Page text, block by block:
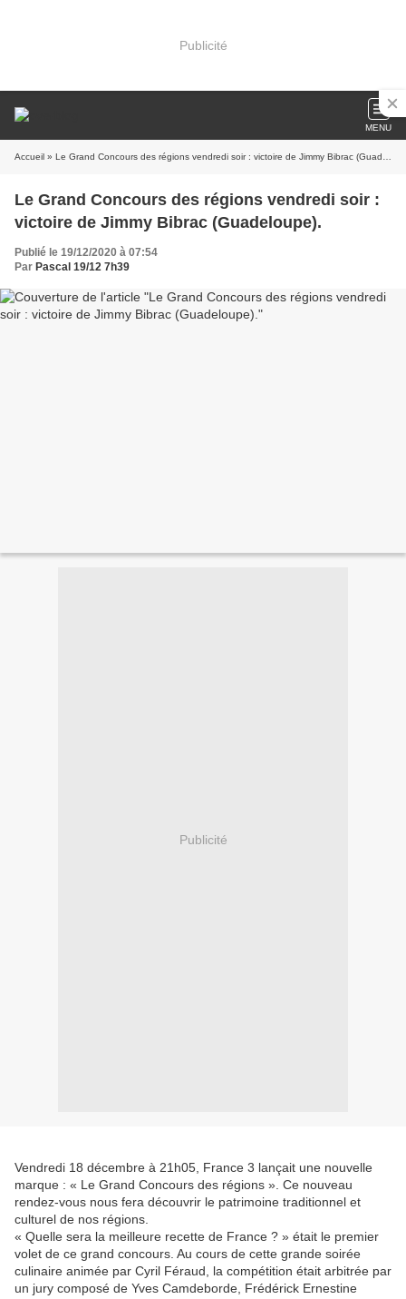
Publicité
MENU
Accueil » Le Grand Concours des régions vendredi soir : victoire de Jimmy Bibrac (Guadeloupe).
Le Grand Concours des régions vendredi soir :
victoire de Jimmy Bibrac (Guadeloupe).
Publié le 19/12/2020 à 07:54
Par Pascal 19/12 7h39
Publicité
Vendredi 18 décembre à 21h05, France 3 lançait une nouvelle
marque : « Le Grand Concours des régions ». Ce nouveau
rendez-vous nous fera découvrir le patrimoine traditionnel et
culturel de nos régions.
« Quelle sera la meilleure recette de France ? » était le premier
volet de ce grand concours. Au cours de cette grande soirée
culinaire animée par Cyril Féraud, la compétition était arbitrée par
un jury composé de Yves Camdeborde, Frédérick Ernestine